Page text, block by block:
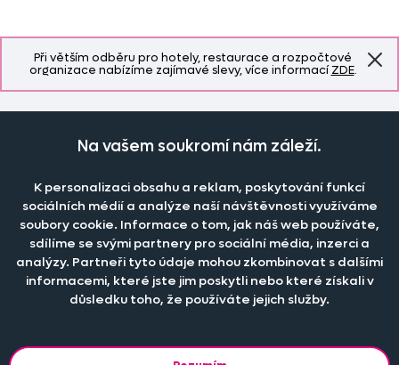
Při větším odběru pro hotely, restaurace a rozpočtové
organizace nabízíme zajímavé slevy, více informacíZDE.
Staňte se členem klubu Dante.cz
Naše společnost
Kontakt
O nás
Obchodní podmínky
Nastavení cookies
Časté dotazy
Jak změřit okno pro nákup záclon?
Jak objednat záclony a závěsy na dante.cz?
Jak prát záclony a závěsy?
Jak prát povlečení a prostěradla?
Šití záclon a závěsů
Pobočka
Pobočka a výdej objednávek otevřenapo-pá 7.30 - 16.00
PRODEJNÍ ODDĚLENÍ - TELEFONICKY
po-pá 7:30 - 16:00
777 111 818
Na vašem soukromí nám záleží.
K personalizaci obsahu a reklam, poskytování funkcí
sociálních médií a analýze naší návštěvnosti využíváme
soubory cookie. Informace o tom, jak náš web používáte,
sdílíme se svými partnery pro sociální média, inzerci a
analýzy. Partneři tyto údaje mohou zkombinovat s dalšími
informacemi, které jste jim poskytli nebo které získali v
důsledku toho, že používáte jejich služby.